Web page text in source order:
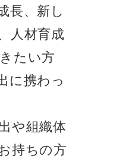
長、新し
人材育成
たい方
に携わっ
や組織体
持ちの方